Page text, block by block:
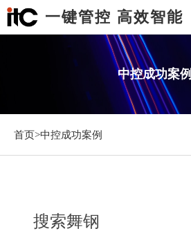
一键管控 高效智能
中控成功案例
首页>中控成功案例
搜索舞钢